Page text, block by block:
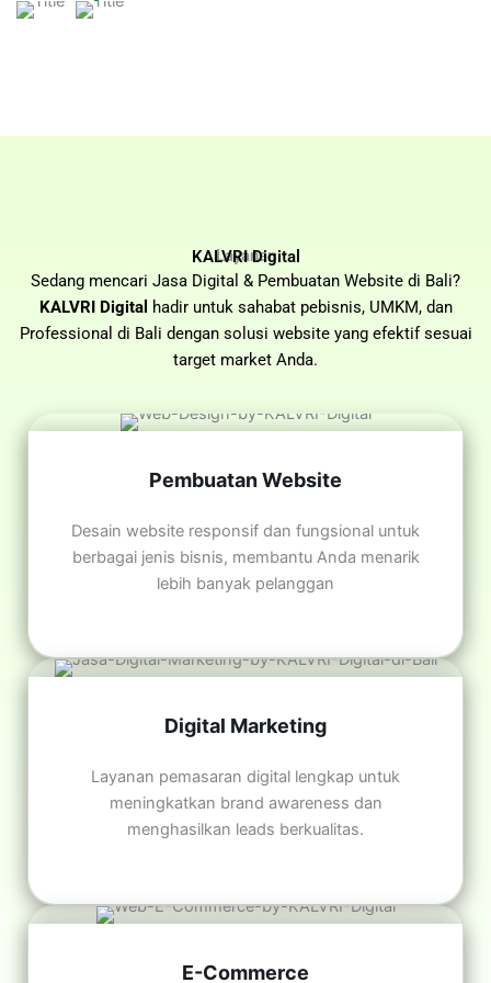
Layanan
KALVRI Digital
Sedang mencari Jasa Digital & Pembuatan Website di Bali?
KALVRI Digital hadir untuk sahabat pebisnis, UMKM, dan
Professional di Bali dengan solusi website yang efektif sesuai
target market Anda.
Pembuatan Website
Desain website responsif dan fungsional untuk
berbagai jenis bisnis, membantu Anda menarik
lebih banyak pelanggan
Digital Marketing
Layanan pemasaran digital lengkap untuk
meningkatkan brand awareness dan
menghasilkan leads berkualitas.
E-Commerce